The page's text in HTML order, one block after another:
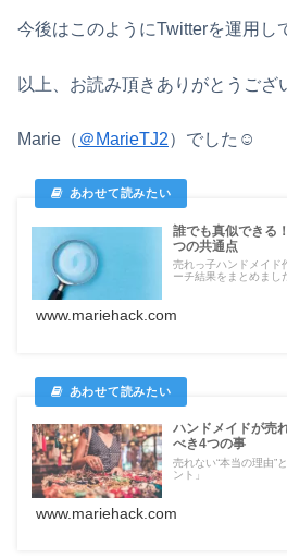
今後はこのようにTwitterを運用し
以上、お読み頂きありがとうござ
Marie（ ＠MarieTJ2）でした☺
誰でも真似できる
つの共通点
売れっ子ハンドメイド
ーチ結果をまとめまし
www.mariehack.com
ハンドメイドが売
べき4つの事
売れない“本当の理由”
ント」
www.mariehack.com